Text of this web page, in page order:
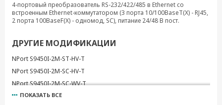
4-портовый преобразователь RS-232/422/485 в Ethernet cо
встроенным Ethernet-коммутатором (3 порта 10/100BaseT(X) - RJ45,
2 порта 100BaseF(X) - одномод, SC), питание 24/48 В пост.
ДРУГИЕ МОДИФИКАЦИИ
NPort S9450I-2M-ST-HV-T
NPort S9450I-2M-SC-HV-T
NPort S9450I-2M-SC-WV-T
NPort S9450I-2M-ST-WV-T
ПОКАЗАТЬ ВСЕ